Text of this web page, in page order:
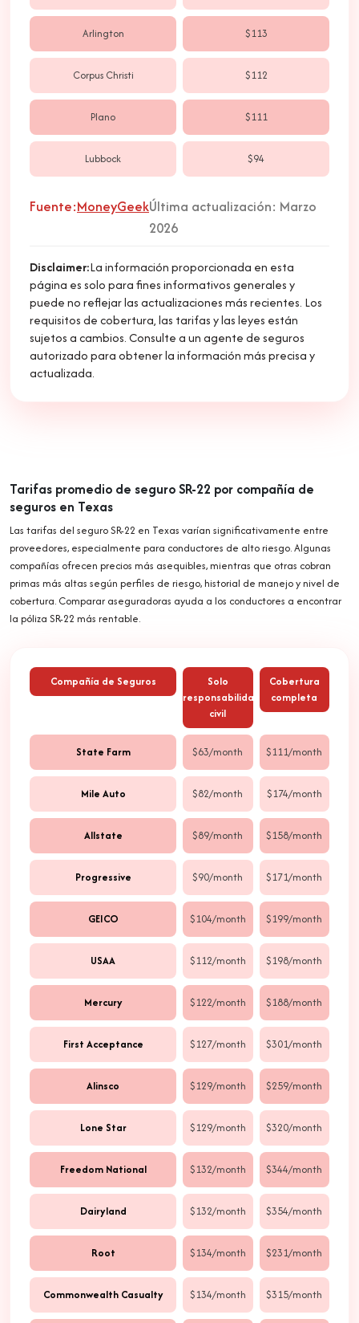
Arlington $113
Corpus Christi $112
Plano $111
Lubbock $94
Fuente:MoneyGeekÚltima actualización: Marzo
2026
Disclaimer:La información proporcionada en esta
página es solo para fines informativos generales y
puede no reflejar las actualizaciones más recientes. Los
requisitos de cobertura, las tarifas y las leyes están
sujetos a cambios. Consulte a un agente de seguros
autorizado para obtener la información más precisa y
actualizada.
Tarifas promedio de seguro SR-22 por compañía de
seguros en Texas
Las tarifas del seguro SR-22 en Texas varían significativamente entre
proveedores, especialmente para conductores de alto riesgo. Algunas
compañías ofrecen precios más asequibles, mientras que otras cobran
primas más altas según perfiles de riesgo, historial de manejo y nivel de
cobertura. Comparar aseguradoras ayuda a los conductores a encontrar
la póliza SR-22 más rentable.
Compañía de Seguros
Solo
responsabilidad
civil
Cobertura
completa
State Farm $63/month $111/month
Mile Auto $82/month $174/month
Allstate $89/month $158/month
Progressive $90/month $171/month
GEICO $104/month $199/month
USAA $112/month $198/month
Mercury $122/month $188/month
First Acceptance $127/month $301/month
Alinsco $129/month $259/month
Lone Star $129/month $320/month
Freedom National $132/month $344/month
Dairyland $132/month $354/month
Root $134/month $231/month
Commonwealth Casualty $134/month $315/month